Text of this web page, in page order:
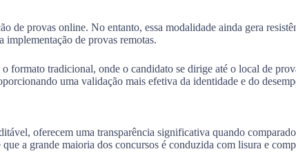
de provas online. No entanto, essa modalidade ainda gera
de provas remotas.
formato tradicional, onde o candidato se dirige até o local de
uma validação mais efetiva da identidade e do
oferecem uma transparência significativa quando
a grande maioria dos concursos é conduzida com lisura e